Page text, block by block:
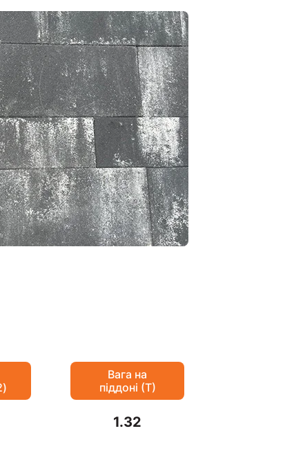
Вага на
піддоні (Т)
1.32